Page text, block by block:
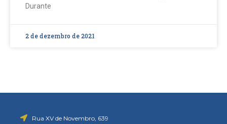
Durante
2 de dezembro de 2021
Rua XV de Novembro, 639